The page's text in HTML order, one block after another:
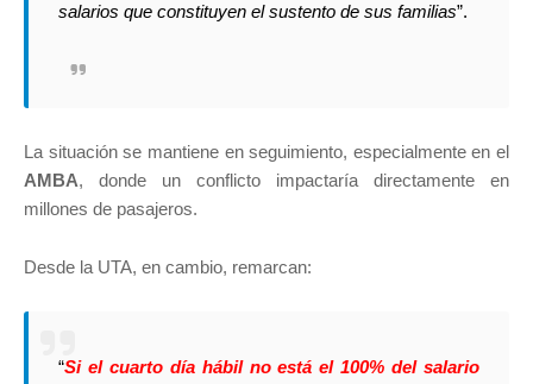
salarios que constituyen el sustento de sus familias”.
La situación se mantiene en seguimiento, especialmente en el
AMBA, donde un conflicto impactaría directamente en
millones de pasajeros.
Desde la UTA, en cambio, remarcan:
“Si el cuarto día hábil no está el 100% del salario